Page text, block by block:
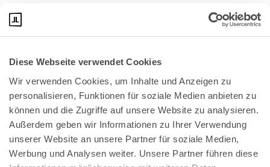
Diese Webseite verwendet Cookies
Wir verwenden Cookies, um Inhalte und Anzeigen zu
personalisieren, Funktionen für soziale Medien anbieten zu
können und die Zugriffe auf unsere Website zu analysieren.
Außerdem geben wir Informationen zu Ihrer Verwendung
unserer Website an unsere Partner für soziale Medien,
Werbung und Analysen weiter. Unsere Partner führen diese
Bundeskanzlerplatz 2
53113 Bonn